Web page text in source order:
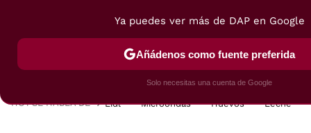
POSTRES VIAJES SELECCIÓN VEGUI
HOY SE HABLA DE Lidl Microondas Huevos Leche
Ya puedes ver más de DAP en Google
Añádenos como fuente preferida
Solo necesitas una cuenta de Google